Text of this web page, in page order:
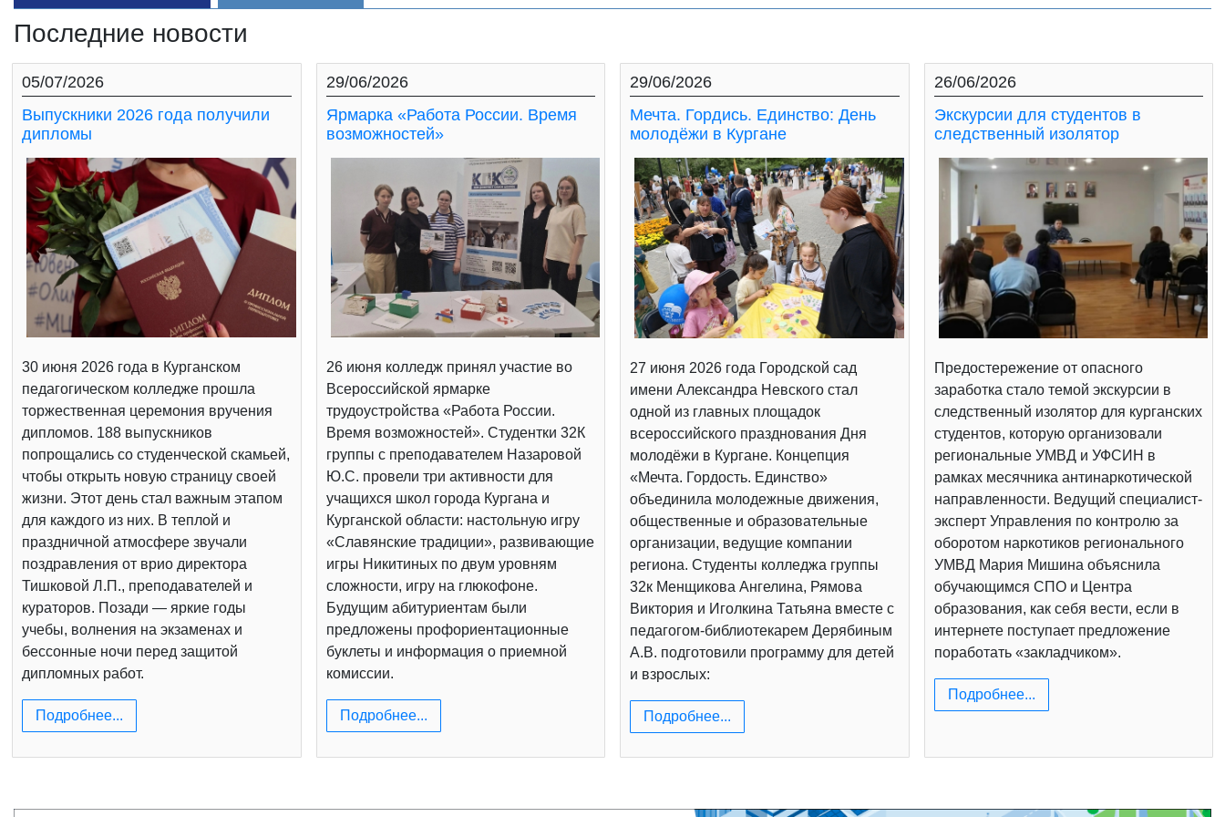
Последние новости
05/07/2026
Выпускники 2026 года получили
дипломы
30 июня 2026 года в Курганском
педагогическом колледже прошла
торжественная церемония вручения
дипломов. 188 выпускников
попрощались со студенческой скамьей,
чтобы открыть новую страницу своей
жизни. Этот день стал важным этапом
для каждого из них. В теплой и
праздничной атмосфере звучали
поздравления от врио директора
Тишковой Л.П., преподавателей и
кураторов. Позади — яркие годы
учебы, волнения на экзаменах и
бессонные ночи перед защитой
дипломных работ.
Подробнее...
29/06/2026
Ярмарка «Работа России. Время
возможностей»
26 июня колледж принял участие во
Всероссийской ярмарке
трудоустройства «Работа России.
Время возможностей». Студентки 32К
группы с преподавателем Назаровой
Ю.С. провели три активности для
учащихся школ города Кургана и
Курганской области: настольную игру
«Славянские традиции», развивающие
игры Никитиных по двум уровням
сложности, игру на глюкофоне.
Будущим абитуриентам были
предложены профориентационные
буклеты и информация о приемной
комиссии.
Подробнее...
29/06/2026
Мечта. Гордись. Единство: День
молодёжи в Кургане
27 июня 2026 года Городской сад
имени Александра Невского стал
одной из главных площадок
всероссийского празднования Дня
молодёжи в Кургане. Концепция
«Мечта. Гордость. Единство»
объединила молодежные движения,
общественные и образовательные
организации, ведущие компании
региона. Студенты колледжа группы
32к Менщикова Ангелина, Рямова
Виктория и Иголкина Татьяна вместе с
педагогом-библиотекарем Дерябиным
А.В. подготовили программу для детей
и взрослых:
Подробнее...
26/06/2026
Экскурсии для студентов в
следственный изолятор
Предостережение от опасного
заработка стало темой экскурсии в
следственный изолятор для курганских
студентов, которую организовали
региональные УМВД и УФСИН в
рамках месячника антинаркотической
направленности. Ведущий специалист-
эксперт Управления по контролю за
оборотом наркотиков регионального
УМВД Мария Мишина объяснила
обучающимся СПО и Центра
образования, как себя вести, если в
интернете поступает предложение
поработать «закладчиком».
Подробнее...